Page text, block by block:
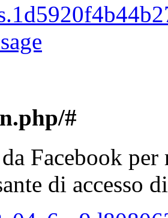
#
Facebook per
di accesso